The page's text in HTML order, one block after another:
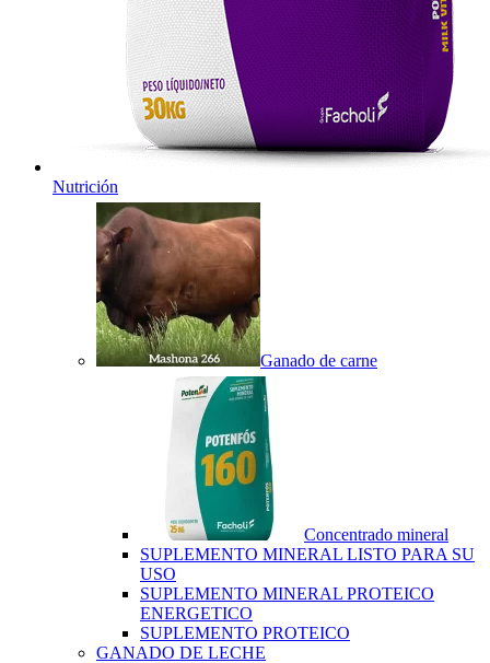
Nutrición
Ganado de carne
Concentrado mineral
SUPLEMENTO MINERAL LISTO PARA SU
USO
SUPLEMENTO MINERAL PROTEICO
ENERGETICO
SUPLEMENTO PROTEICO
GANADO DE LECHE